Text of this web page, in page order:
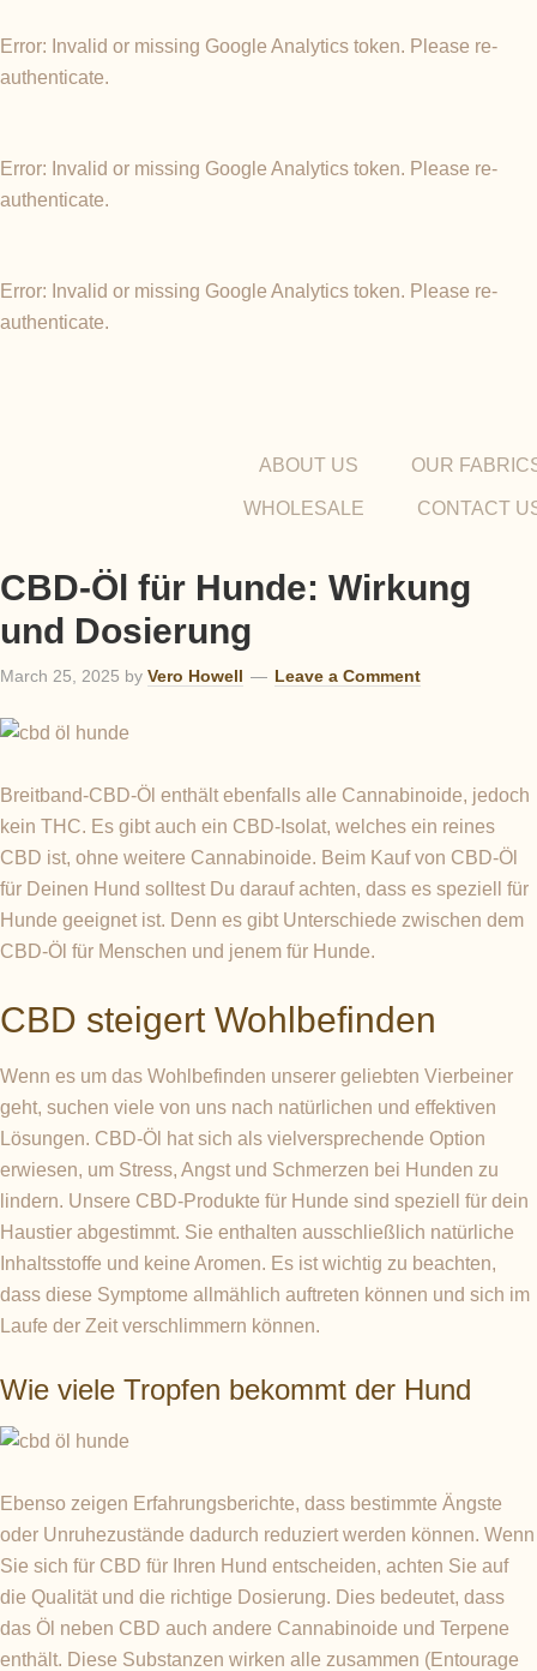
Error: Invalid or missing Google Analytics token. Please re-
authenticate.
Error: Invalid or missing Google Analytics token. Please re-
authenticate.
Error: Invalid or missing Google Analytics token. Please re-
authenticate.
ABOUT US OUR
WHOLESALE CONTACT
CBD-Öl für Hunde: Wirkung
und Dosierung
March 25, 2025 by Vero Howell Leave a Comment
Breitband-CBD-Öl enthält ebenfalls alle Cannabinoide, jedoch
kein THC. Es gibt auch ein CBD-Isolat, welches ein reines
CBD ist, ohne weitere Cannabinoide. Beim Kauf von CBD-Öl
für Deinen Hund solltest Du darauf achten, dass es speziell für
Hunde geeignet ist. Denn es gibt Unterschiede zwischen dem
CBD-Öl für Menschen und jenem für Hunde.
CBD steigert Wohlbefinden
Wenn es um das Wohlbefinden unserer geliebten Vierbeiner
geht, suchen viele von uns nach natürlichen und effektiven
Lösungen. CBD-Öl hat sich als vielversprechende Option
erwiesen, um Stress, Angst und Schmerzen bei Hunden zu
lindern. Unsere CBD-Produkte für Hunde sind speziell für dein
Haustier abgestimmt. Sie enthalten ausschließlich natürliche
Inhaltsstoffe und keine Aromen. Es ist wichtig zu beachten,
dass diese Symptome allmählich auftreten können und sich im
Laufe der Zeit verschlimmern können.
Wie viele Tropfen bekommt der Hund
Ebenso zeigen Erfahrungsberichte, dass bestimmte Ängste
oder Unruhezustände dadurch reduziert werden können. Wenn
Sie sich für CBD für Ihren Hund entscheiden, achten Sie auf
die Qualität und die richtige Dosierung. Dies bedeutet, dass
das Öl neben CBD auch andere Cannabinoide und Terpene
enthält. Diese Substanzen wirken alle zusammen (Entourage